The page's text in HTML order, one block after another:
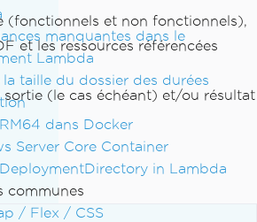
manquantes dans le
Lambda
la taille du dossier des durées
dans Docker
Server Core Container
in Lambda
communes
/ Flex / CSS
(fonctionnels et non fonctionnels),
et les ressources référencées
sortie (le cas échéant) et/ou résultat